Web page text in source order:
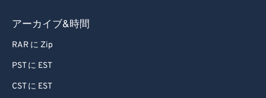
アーカイブ&時間
RAR に Zip
PST に EST
CST に EST